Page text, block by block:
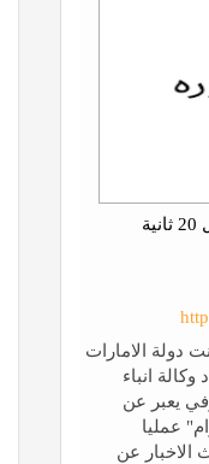
1976 كانت دولة الامارات
انباء
يعبر عن
بدأت "وام" عمليا
الاخبار عن